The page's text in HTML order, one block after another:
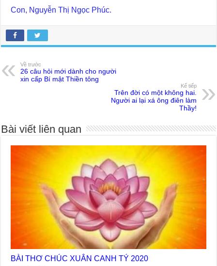
Con, Nguyễn Thị Ngọc Phúc.
Về trước
26 câu hỏi mới dành cho người
xin cấp Bí mật Thiền tông
Kế tiếp
Trên đời có một không hai.
Người ai lại xá ông điên làm
Thầy!
Bài viết liên quan
BÀI THƠ CHÚC XUÂN CANH TÝ 2020